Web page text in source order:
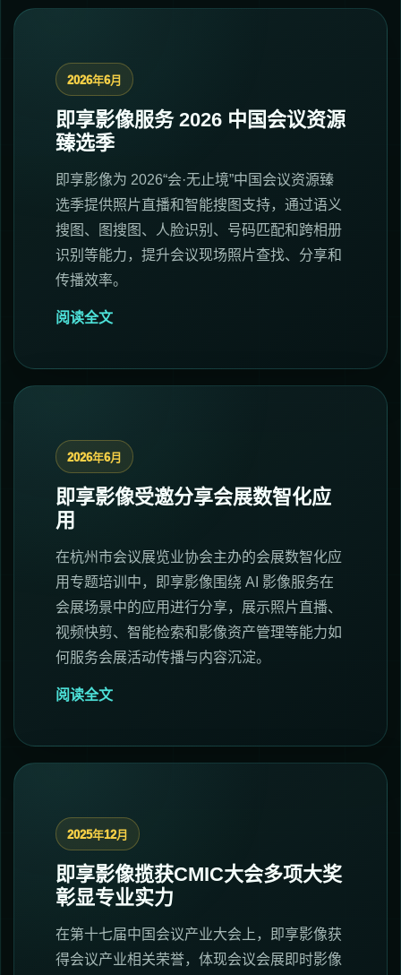
2026年6月
即享影像服务 2026 中国会议资源
臻选季
即享影像为 2026“会·无止境”中国会议资源臻
选季提供照片直播和智能搜图支持，通过语义
搜图、图搜图、人脸识别、号码匹配和跨相册
识别等能力，提升会议现场照片查找、分享和
传播效率。
阅读全文
2026年6月
即享影像受邀分享会展数智化应
用
在杭州市会议展览业协会主办的会展数智化应
用专题培训中，即享影像围绕 AI 影像服务在
会展场景中的应用进行分享，展示照片直播、
视频快剪、智能检索和影像资产管理等能力如
何服务会展活动传播与内容沉淀。
阅读全文
2025年12月
即享影像揽获CMIC大会多项大奖
彰显专业实力
在第十七届中国会议产业大会上，即享影像获
得会议产业相关荣誉，体现会议会展即时影像